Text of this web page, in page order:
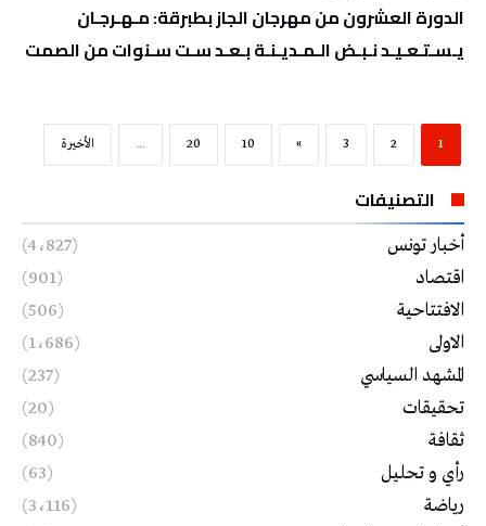
الدورة العشرون من مهرجان الجاز بطبرقة: مـهـرجـان
يـسـتـعـيـد نـبـض الـمـديـنـة بـعـد سـت سـنوات من الصمت
1
2
3
»
10
20
... ‫الأخيرة‬
التصنيفات
أخبار تونس
(4٬827)
اقتصاد
(901)
الافتتاحية
(506)
الاولى
(1٬686)
المشهد السياسي
(237)
تحقيقات
(20)
ثقافة
(840)
رأي و تحليل
(63)
رياضة
(3٬116)